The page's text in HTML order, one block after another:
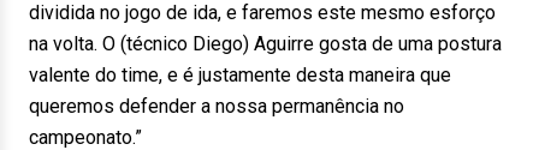
dividida no jogo de ida, e faremos este mesmo esforço
na volta. O (técnico Diego) Aguirre gosta de uma postura
valente do time, e é justamente desta maneira que
queremos defender a nossa permanência no
campeonato.”